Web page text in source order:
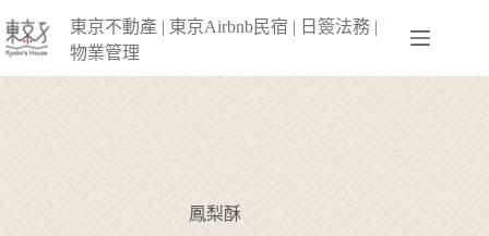
至
東京不動產 | 東京Airbnb民宿 | 日簽法務 |
物業管理
鳳梨酥